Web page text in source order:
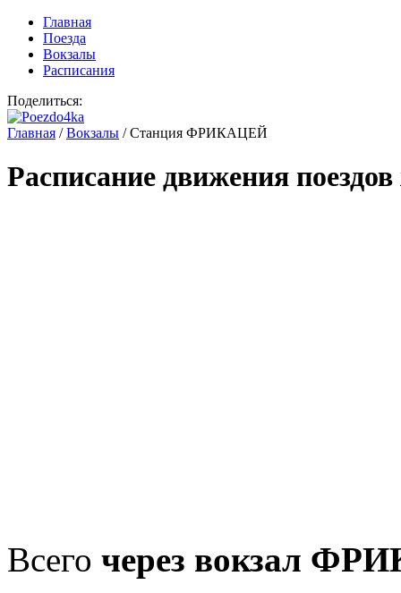
Главная
Поезда
Вокзалы
Расписания
Поделиться:
Главная /Вокзалы /Станция ФРИКАЦЕЙ
Расписание движения
Всего через вокзал